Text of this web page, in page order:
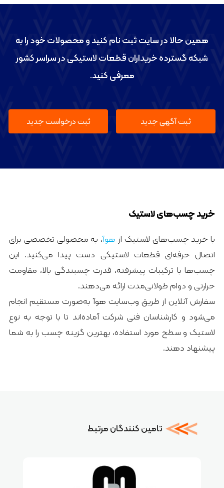
همین حالا در سایت ثبت نام کنید و محصولات خود را به
شبکه گسترده خریداران قطعات لاستیکی در سراسر کشور
معرفی کنید.
ثبت آگهی جدید ثبت درخواست جدید
خرید چسب‌های لاستیک
با خرید چسب‌های لاستیک از هوآ، به محصولی تخصصی برای
اتصال حرفه‌ای قطعات لاستیکی دست پیدا می‌کنید. این
چسب‌ها با ترکیبات پیشرفته، قدرت چسبندگی بالا، مقاومت
حرارتی و دوام طولانی‌مدت ارائه می‌دهند.
سفارش آنلاین از طریق وب‌سایت هوآ به‌صورت مستقیم انجام
می‌شود و کارشناسان فنی شرکت آماده‌اند تا با توجه به نوع
لاستیک و سطح مورد استفاده، بهترین گزینه چسب را به شما
پیشنهاد دهند.
تامین کنندگان مرتبط